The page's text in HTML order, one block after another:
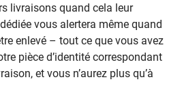
livraisons quand cela leur
vous alertera même quand
enlevé – tout ce que vous avez
pièce d’identité correspondant
et vous n’aurez plus qu’à